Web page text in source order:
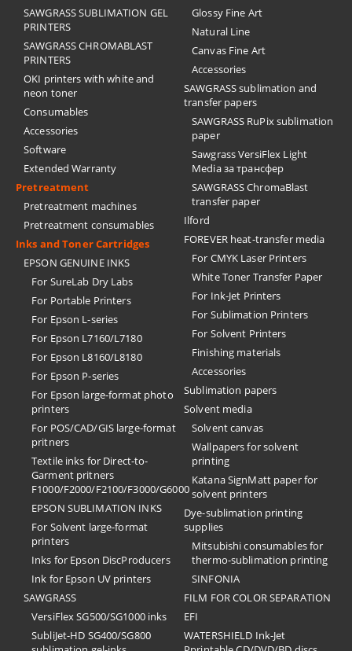
SAWGRASS SUBLIMATION GEL
PRINTERS
SAWGRASS CHROMABLAST
PRINTERS
OKI printers with white and
neon toner
Consumables
Accessories
Software
Extended Warranty
Pretreatment
Pretreatment machines
Pretreatment consumables
Inks and Toner Cartridges
EPSON GENUINE INKS
For SureLab Dry Labs
For Portable Printers
For Epson L-series
For Epson L7160/L7180
For Epson L8160/L8180
For Epson P-series
For Epson large-format photo
printers
For POS/CAD/GIS large-format
pritners
Textile inks for Direct-to-
Garment pritners
F1000/F2000/F2100/F3000/G6000
EPSON SUBLIMATION INKS
For Solvent large-format
printers
Inks for Epson DiscProducers
Ink for Epson UV printers
SAWGRASS
VersiFlex SG500/SG1000 inks
SubliJet-HD SG400/SG800
Glossy Fine Art
Natural Line
Canvas Fine Art
Accessories
SAWGRASS sublimation and
transfer papers
SAWGRASS RuPix sublimation
paper
Sawgrass VersiFlex Light
Media за трансфер
SAWGRASS ChromaBlast
transfer paper
Ilford
FOREVER heat-transfer media
For CMYK Laser Printers
White Toner Transfer Paper
For Ink-Jet Printers
For Sublimation Printers
For Solvent Printers
Finishing materials
Accessories
Sublimation papers
Solvent media
Solvent canvas
Wallpapers for solvent
printing
Katana SignMatt paper for
solvent printers
Dye-sublimation printing
supplies
Mitsubishi consumables for
thermo-sublimation printing
SINFONIA
FILM FOR COLOR SEPARATION
EFI
​WATERSHIELD Ink-Jet